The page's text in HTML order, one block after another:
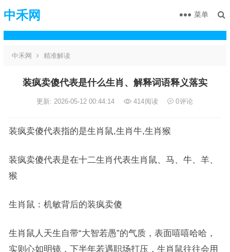
中禾网 菜单
中禾网 精准解读
装疯卖傻代表是什么生肖、解释词语释义落实
更新: 2026-05-12 00:44:14 414阅读 0评论
装疯卖傻代表指的是生肖鼠,生肖牛,生肖猴
装疯卖傻代表是在十二生肖代表生肖鼠、马、牛、羊、
猴
生肖鼠：机敏背后的装疯卖傻
生肖鼠人天生自带“大智若愚”的气质，表面嘻嘻哈哈，
实则心如明镜，下半年若遇职场打压，生肖鼠往往会用